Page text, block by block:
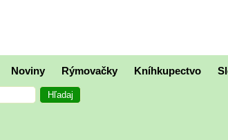
Noviny Rýmovačky Kníhkupectvo